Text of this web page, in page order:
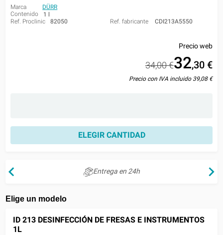
Marca DÜRR
Ref. Proclinic 82050
Contenido
1 l
Ref. fabricante
CDI213A5550
Precio web
34,00 €32,30€
Precio con IVA incluido 39,08 €
ELEGIR CANTIDAD
Entrega en 24h
Elige un modelo
ID 213 DESINFECCIÓN DE FRESAS E INSTRUMENTOS
1L